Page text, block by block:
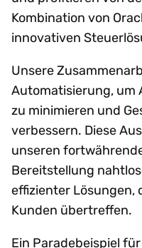
Kombination von
innovativen
Unsere
Automatisierung, um
zu minimieren und
verbessern. Diese
unseren
Bereitstellung
effizienter Lösungen,
Kunden übertreffen.
Ein Paradebeispiel